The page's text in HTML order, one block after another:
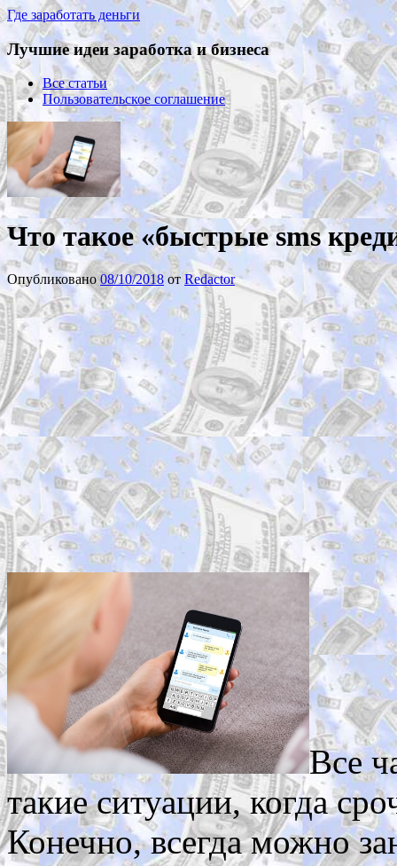
Где заработать деньги
Лучшие идеи заработка и бизнеса
Все статьи
Пользовательское соглашение
Что такое «быстрые sms
Опубликовано08/10/2018 от Redactor
Все
такие ситуации, когда
Конечно, всегда можно